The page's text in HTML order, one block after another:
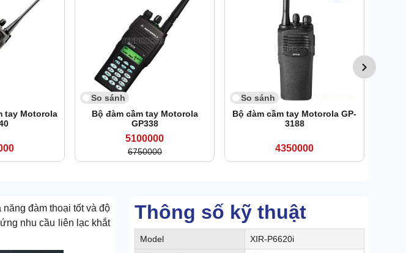
tay Motorola
So sánh
Bộ đàm cầm tay Motorola
GP338
5100000
6750000
So sánh
Bộ đàm cầm tay Motorola GP-
3188
4350000
Thông số kỹ thuật
Model XIR-P6620i
đàm thoại tốt và độ
nhu cầu liên lạc khắt